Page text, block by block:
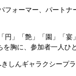
ォーマー、パート
」「艶」「園」「
胸に、参加者一人
きしんギャラクシープ